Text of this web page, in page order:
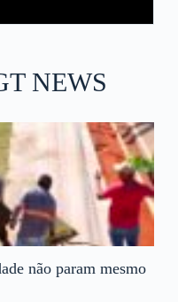
NEWS
não param mesmo